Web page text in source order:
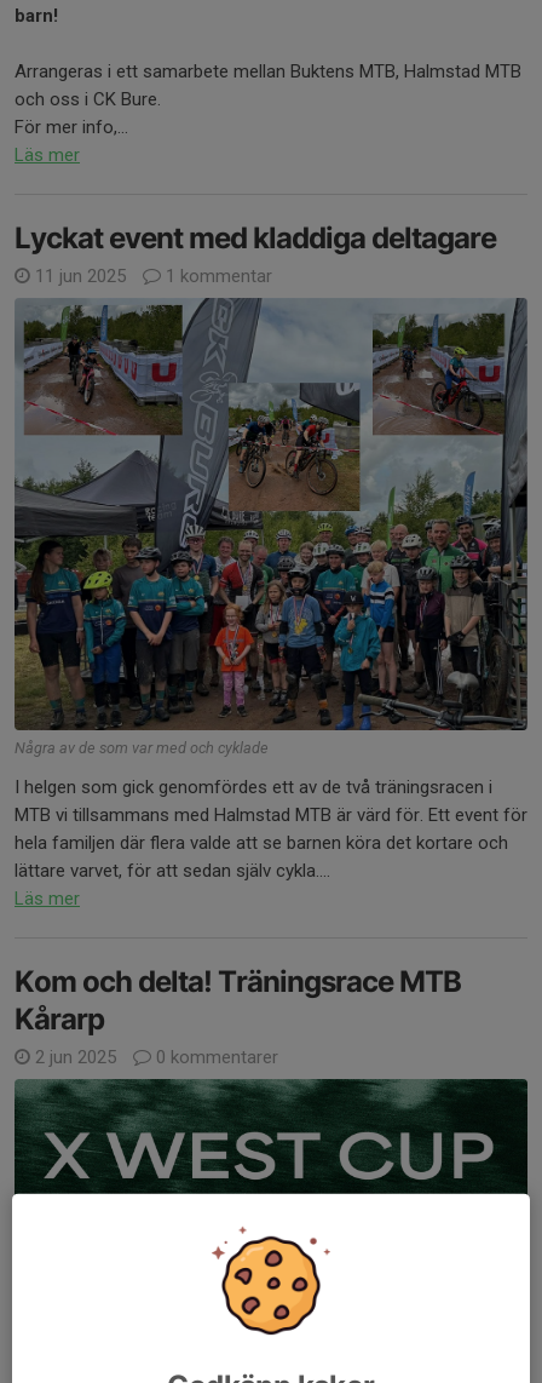
barn!
Arrangeras i ett samarbete mellan Buktens MTB, Halmstad MTB
och oss i CK Bure.
För mer info,...
Läs mer
Lyckat event med kladdiga deltagare
11 jun 2025 1 kommentar
Några av de som var med och cyklade
I helgen som gick genomfördes ett av de två träningsracen i
MTB vi tillsammans med Halmstad MTB är värd för. Ett event för
hela familjen där flera valde att se barnen köra det kortare och
lättare varvet, för att sedan själv cykla....
Läs mer
Kom och delta! Träningsrace MTB
Kårarp
2 jun 2025 0 kommentarer